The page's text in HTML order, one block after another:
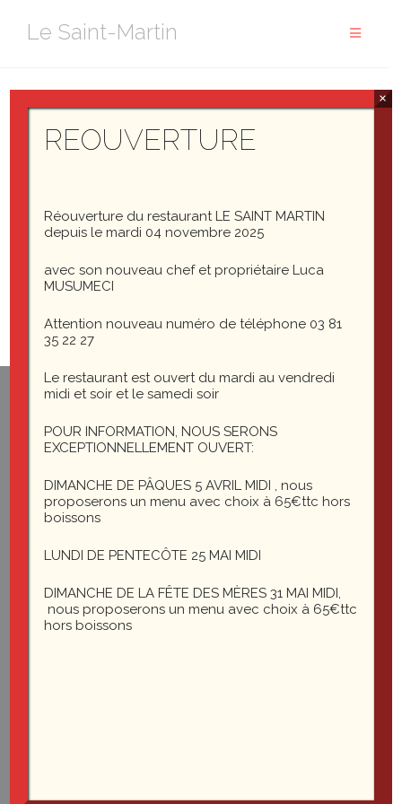
Le Saint-Martin
IMG_3664
IMG_3664
1 rue du général Leclerc
25200 Montbéliard
le-saint-martin@orange.fr
REOUVERTURE
Réouverture du restaurant LE SAINT MARTIN
depuis le mardi 04 novembre 2025
avec son nouveau chef et propriétaire Luca
MUSUMECI
Attention nouveau numéro de téléphone 03 81
35 22 27
Le restaurant est ouvert du mardi au vendredi
midi et soir et le samedi soir
POUR INFORMATION, NOUS SERONS
EXCEPTIONNELLEMENT OUVERT:
DIMANCHE DE PÂQUES 5 AVRIL MIDI , nous
proposerons un menu avec choix à 65€ttc hors
boissons
LUNDI DE PENTECÔTE 25 MAI MIDI
DIMANCHE DE LA FÊTE DES MÈRES 31 MAI MIDI,
nous proposerons un menu avec choix à 65€ttc
hors boissons
×